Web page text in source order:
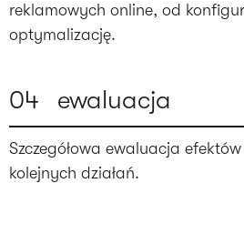
reklamowych online, od
optymalizację.
04 ewaluacja
Szczegółowa ewaluacja
kolejnych działań.